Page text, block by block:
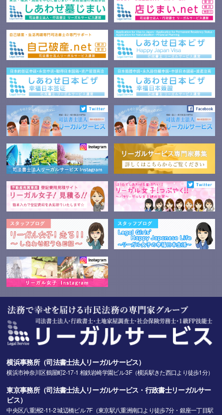
横浜事務所（司法書士法人リーガルサービス）
横浜市神奈川区鶴屋町2-17-1 相鉄岩崎学園ビル 3F（横浜駅きた西口より徒歩1分）
東京事務所（司法書士法人リーガルサービス・行政書士リーガルサー
ビス）
中央区八重洲2-11-2 城辺橋ビル 7F（東京駅八重洲南口より徒歩7分・銀座一丁目駅